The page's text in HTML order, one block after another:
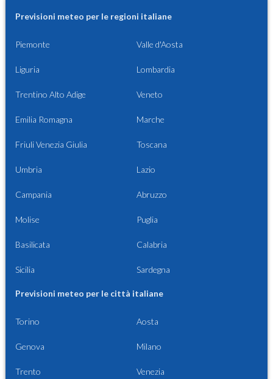
Previsioni meteo per le regioni italiane
Piemonte Valle d'Aosta
Liguria Lombardia
Trentino Alto Adige Veneto
Emilia Romagna Marche
Friuli Venezia Giulia Toscana
Umbria Lazio
Campania Abruzzo
Molise Puglia
Basilicata Calabria
Sicilia Sardegna
Previsioni meteo per le città italiane
Torino Aosta
Genova Milano
Trento Venezia